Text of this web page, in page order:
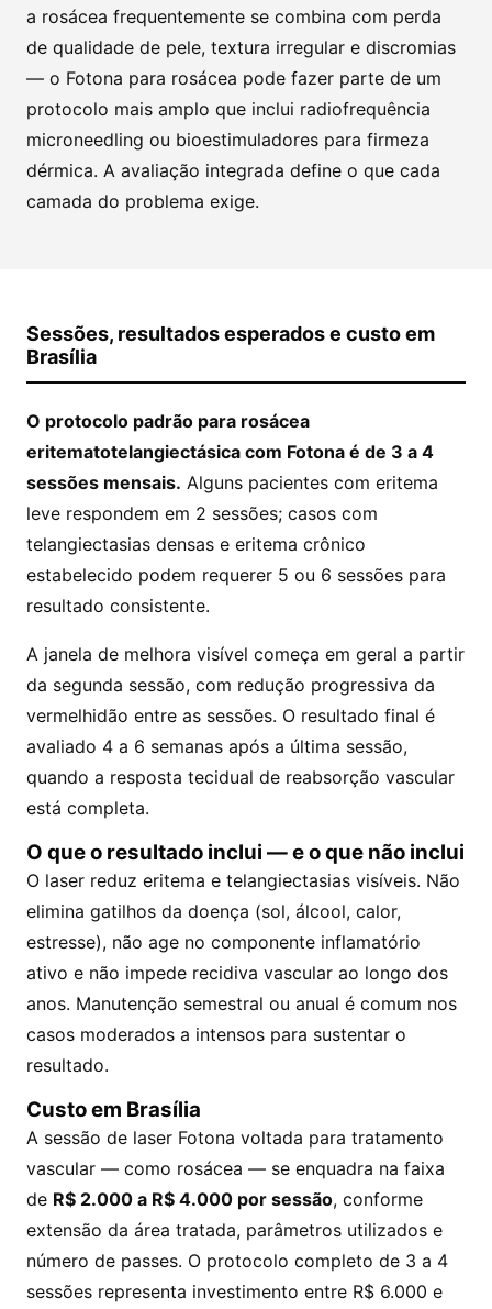
a rosácea frequentemente se combina com perda
de qualidade de pele, textura irregular e discromias
— o Fotona para rosácea pode fazer parte de um
protocolo mais amplo que inclui radiofrequência
microneedling ou bioestimuladores para firmeza
dérmica. A avaliação integrada define o que cada
camada do problema exige.
Sessões, resultados esperados e custo em
Brasília
O protocolo padrão para rosácea
eritematotelangiectásica com Fotona é de 3 a 4
sessões mensais. Alguns pacientes com eritema
leve respondem em 2 sessões; casos com
telangiectasias densas e eritema crônico
estabelecido podem requerer 5 ou 6 sessões para
resultado consistente.
A janela de melhora visível começa em geral a partir
da segunda sessão, com redução progressiva da
vermelhidão entre as sessões. O resultado final é
avaliado 4 a 6 semanas após a última sessão,
quando a resposta tecidual de reabsorção vascular
está completa.
O que o resultado inclui — e o que não inclui
O laser reduz eritema e telangiectasias visíveis. Não
elimina gatilhos da doença (sol, álcool, calor,
estresse), não age no componente inflamatório
ativo e não impede recidiva vascular ao longo dos
anos. Manutenção semestral ou anual é comum nos
casos moderados a intensos para sustentar o
resultado.
Custo em Brasília
A sessão de laser Fotona voltada para tratamento
vascular — como rosácea — se enquadra na faixa
de R$ 2.000 a R$ 4.000 por sessão, conforme
extensão da área tratada, parâmetros utilizados e
número de passes. O protocolo completo de 3 a 4
sessões representa investimento entre R$ 6.000 e